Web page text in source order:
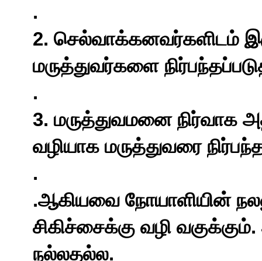
.
2. செல்வாக்கனவர்களிடம்
மருத்துவர்களை
.
3. மருத்துவமனை நிர்வாக
வழியாக மருத்துவரை
.
.ஆகியவை நோயாளியின்
சிகிச்சைக்கு வழி வகுக்கும்.
நல்லதல்ல.